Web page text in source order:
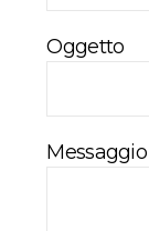
Oggetto
Messaggio